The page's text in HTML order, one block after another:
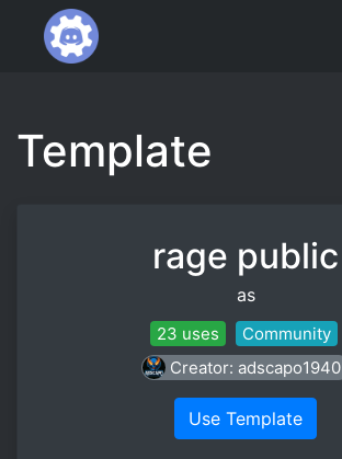
Template
rage public
as
23 uses
Community
Creator: adscapo1940
Use Template